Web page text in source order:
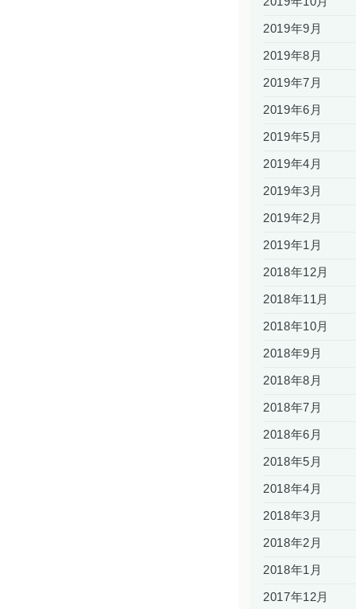
2019年9月
2019年8月
2019年7月
2019年6月
2019年5月
2019年4月
2019年3月
2019年2月
2019年1月
2018年12月
2018年11月
2018年10月
2018年9月
2018年8月
2018年7月
2018年6月
2018年5月
2018年4月
2018年3月
2018年2月
2018年1月
2017年12月